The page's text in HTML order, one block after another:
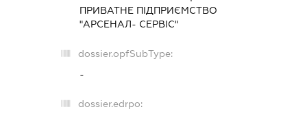
ПРИВАТНЕ ПІДПРИЄМСТВО
"АРСЕНАЛ- СЕРВІС"
dossier.opfSubType:
-
dossier.edrpo: